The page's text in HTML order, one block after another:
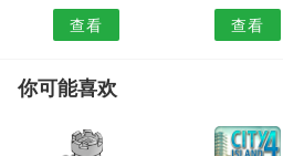
查看 查看
你可能喜欢